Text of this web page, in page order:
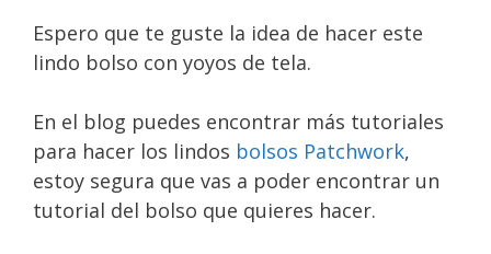
Espero que te guste la idea de hacer este
lindo bolso con yoyos de tela.
En el blog puedes encontrar más tutoriales
para hacer los lindos bolsos Patchwork,
estoy segura que vas a poder encontrar un
tutorial del bolso que quieres hacer.